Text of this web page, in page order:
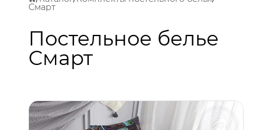
Смарт
Постельное белье
Смарт